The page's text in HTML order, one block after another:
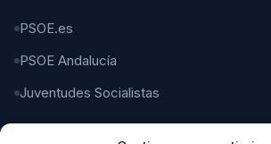
PSOE.es
PSOE Andalucía
Juventudes Socialistas